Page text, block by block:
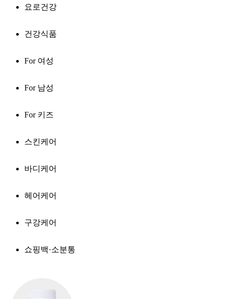
요로건강
건강식품
For 여성
For 남성
For 키즈
스킨케어
바디케어
헤어케어
구강케어
쇼핑백·소분통